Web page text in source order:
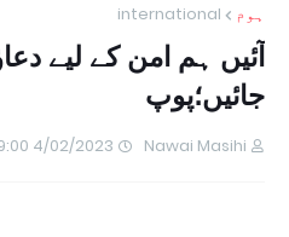
ہوم international
آئیں ہم امن کے لیے
جائیں؛پوپ
Nawai Masihi
4/02/2023 08:59:00 PM